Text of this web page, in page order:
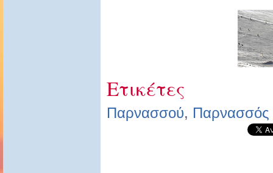
Ετικέτες
Παρνασσού, Παρνασσός